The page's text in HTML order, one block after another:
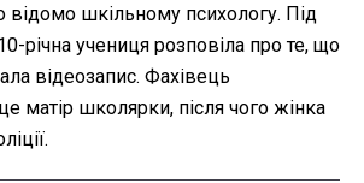
відомо шкільному психологу. Під
річна учениця розповіла про те, що
відеозапис. Фахівець
матір школярки, після чого жінка